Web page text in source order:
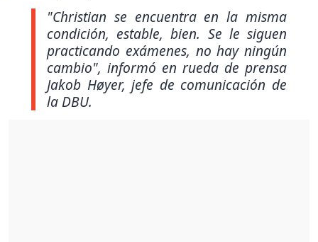
"Christian se encuentra en la misma
condición, estable, bien. Se le siguen
practicando exámenes, no hay ningún
cambio", informó en rueda de prensa
Jakob Høyer, jefe de comunicación de
la DBU.